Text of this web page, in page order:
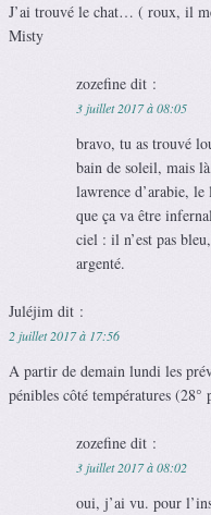
J’ai trouvé le chat… ( roux, il
Misty
zozefine dit :
3 juillet 2017 à 08:05
bravo, tu as trouvé
bain de soleil, mais
lawrence d’arabie,
que ça va être
ciel : il n’est pas
argenté.
Juléjim dit :
2 juillet 2017 à 17:56
A partir de demain lundi les
pénibles côté températures
zozefine dit :
3 juillet 2017 à 08:02
oui, j’ai vu. pour